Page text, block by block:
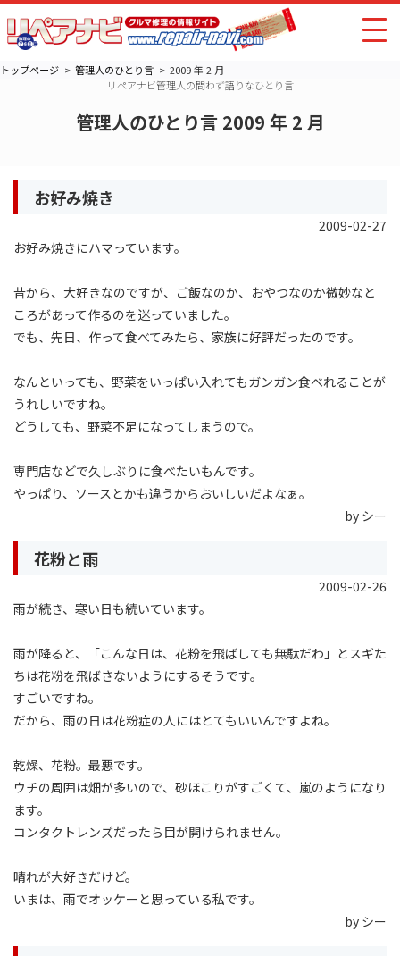
トップページ 管理人のひとり言
2009 年 2 月
リペアナビ管理人の問わず語りなひとり言
管理人のひとり言 2009 年 2 月
お好み焼き
2009-02-27
お好み焼きにハマっています。
昔から、大好きなのですが、ご飯なのか、おやつなのか微妙なと
ころがあって作るのを迷っていました。
でも、先日、作って食べてみたら、家族に好評だったのです。
なんといっても、野菜をいっぱい入れてもガンガン食べれることが
うれしいですね。
どうしても、野菜不足になってしまうので。
専門店などで久しぶりに食べたいもんです。
やっぱり、ソースとかも違うからおいしいだよなぁ。
by シー
花粉と雨
2009-02-26
雨が続き、寒い日も続いています。
雨が降ると、「こんな日は、花粉を飛ばしても無駄だわ」とスギた
ちは花粉を飛ばさないようにするそうです。
すごいですね。
だから、雨の日は花粉症の人にはとてもいいんですよね。
乾燥、花粉。最悪です。
ウチの周囲は畑が多いので、砂ほこりがすごくて、嵐のようになり
ます。
コンタクトレンズだったら目が開けられません。
晴れが大好きだけど。
いまは、雨でオッケーと思っている私です。
by シー